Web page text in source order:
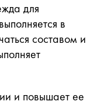
для
в
составом и
и повышает ее